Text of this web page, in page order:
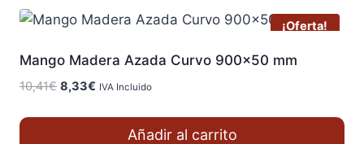
¡Oferta!
Mango Madera Azada Curvo 900×50 mm
10,41€ El
8,33€ El
IVA Incluido
Añadir al carrito